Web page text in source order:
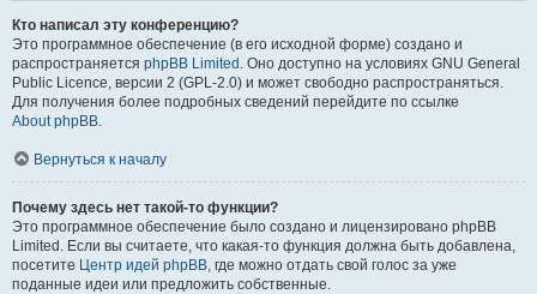
Кто написал эту конференцию?
Это программное обеспечение (в его исходной форме) создано и
распространяется phpBB Limited . Оно доступно на условиях GNU General
Public Licence, версии 2 (GPL-2.0) и может свободно распространяться.
Для получения более подробных сведений перейдите по ссылке
About phpBB.
Вернуться к началу
Почему здесь нет такой-то функции?
Это программное обеспечение было создано и лицензировано phpBB
Limited. Если вы считаете, что какая-то функция должна быть добавлена,
посетите Центр идей phpBB, где можно отдать свой голос за уже
поданные идеи или предложить собственные.